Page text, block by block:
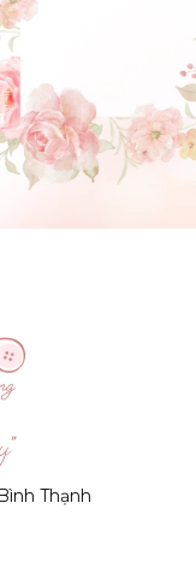
!
cuộc hẹn nà)
Thạnh